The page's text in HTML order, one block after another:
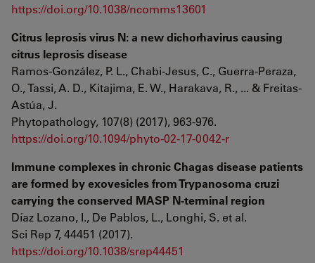
https://doi.org/10.1038/ncomms13601
Citrus leprosis virus N: a new dichorhavirus causing
citrus leprosis disease
Ramos-González, P. L., Chabi-Jesus, C., Guerra-Peraza,
O., Tassi, A. D., Kitajima, E. W., Harakava, R., ... & Freitas-
Astúa, J.
Phytopathology, 107(8) (2017), 963-976.
https://doi.org/10.1094/phyto-02-17-0042-r
Immune complexes in chronic Chagas disease patients
are formed by exovesicles from Trypanosoma cruzi
carrying the conserved MASP N-terminal region
Díaz Lozano, I., De Pablos, L., Longhi, S. et al.
Sci Rep 7, 44451 (2017).
https://doi.org/10.1038/srep44451